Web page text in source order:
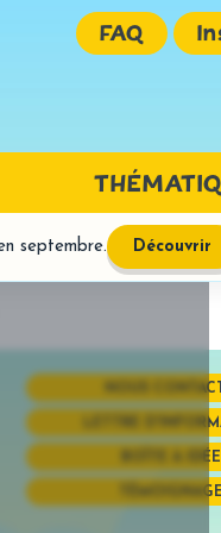
FAQ
ÉCRIT
semi-dirigées
NOUS
LETTRE
BOÎTE À
septembre. Découvrir